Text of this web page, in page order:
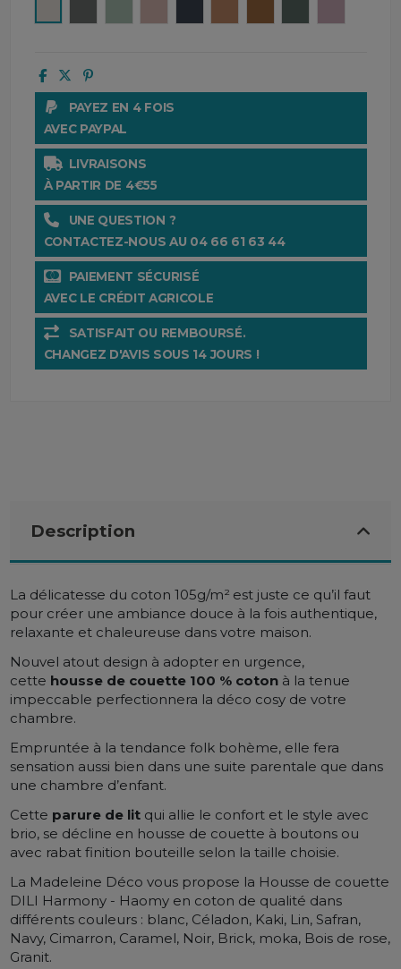
PAYEZ EN 4 FOIS
AVEC PAYPAL
LIVRAISONS
À PARTIR DE 4€55
UNE QUESTION ?
CONTACTEZ-NOUS AU 04 66 61 63 44
PAIEMENT SÉCURISÉ
AVEC LE CRÉDIT AGRICOLE
SATISFAIT OU REMBOURSÉ.
CHANGEZ D'AVIS SOUS 14 JOURS !
Description
La délicatesse du coton 105g/m² est juste ce qu’il faut
pour créer une ambiance douce à la fois authentique,
relaxante et chaleureuse dans votre maison.
Nouvel atout design à adopter en urgence,
cette housse de couette 100 % coton à la tenue
impeccable perfectionnera la déco cosy de votre
chambre.
Empruntée à la tendance folk bohème, elle fera
sensation aussi bien dans une suite parentale que dans
une chambre d’enfant.
Cette parure de lit qui allie le confort et le style avec
brio, se décline en housse de couette à boutons ou
avec rabat finition bouteille selon la taille choisie.
La Madeleine Déco vous propose la Housse de couette
DILI Harmony - Haomy en coton de qualité dans
différents couleurs : blanc, Céladon, Kaki, Lin, Safran,
Navy, Cimarron, Caramel, Noir, Brick, moka, Bois de rose,
Granit.